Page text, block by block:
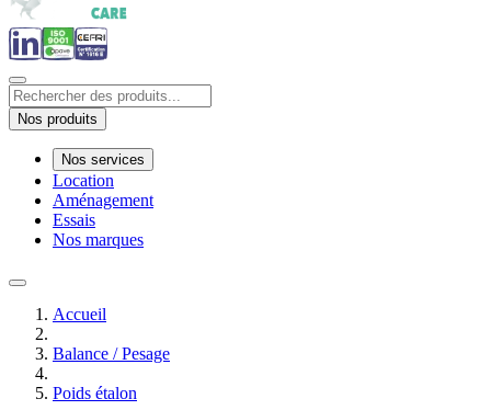
Nos produits
Nos services
Location
Aménagement
Essais
Nos marques
Accueil
Balance / Pesage
Poids étalon